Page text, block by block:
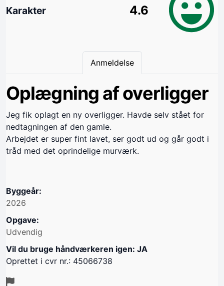
Karakter 4.6
Anmeldelse
Oplægning af overligger
Jeg fik oplagt en ny overligger. Havde selv stået for
nedtagningen af den gamle.
Arbejdet er super fint lavet, ser godt ud og går godt i
tråd med det oprindelige murværk.
Byggeår:
2026
Opgave:
Udvendig
Vil du bruge håndværkeren igen: JA
Oprettet i cvr nr.: 45066738